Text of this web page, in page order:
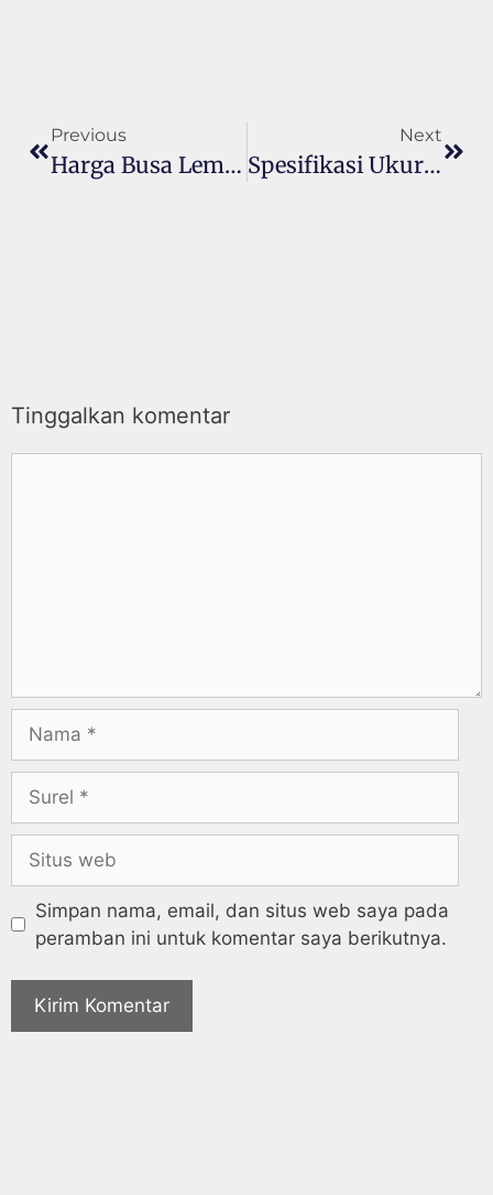
Previous
Harga Busa Lembaran Gress Density 12 Sd Density 24
Next
Spesifikasi Ukuran Busa Lembaran D14
Tinggalkan komentar
Simpan nama, email, dan situs web saya pada
peramban ini untuk komentar saya berikutnya.